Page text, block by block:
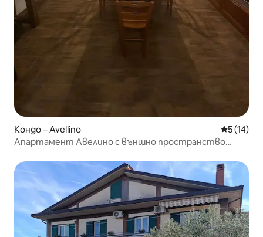
Кондо – Avellino Средна
5 (14)
Апартамент Авелино с външно пространство